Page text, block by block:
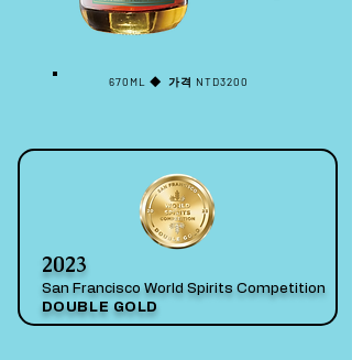
670ML ◆ 가격 NTD3200
2023
San Francisco World Spirits Competition
DOUBLE GOLD